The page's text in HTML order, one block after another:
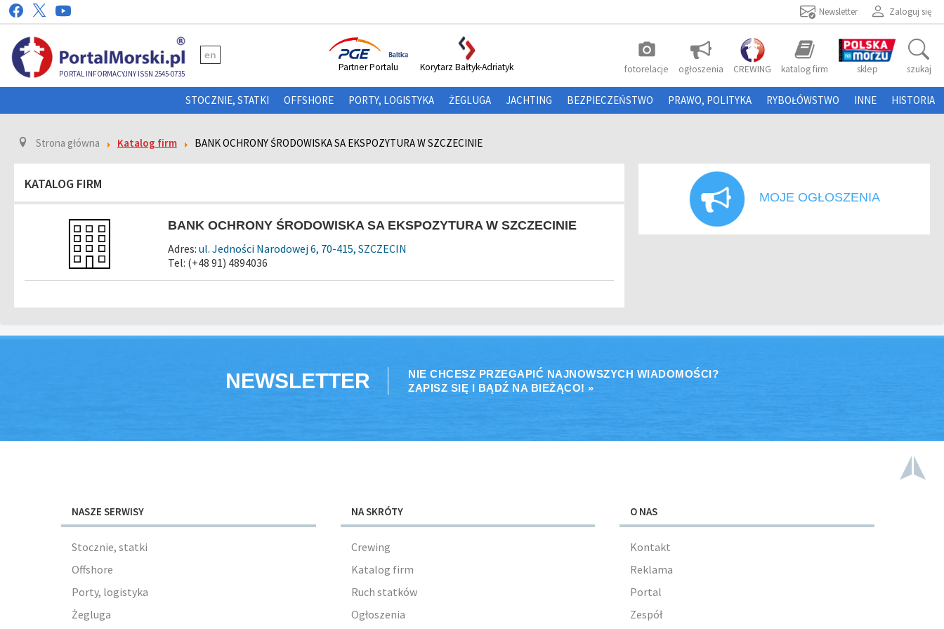
Zaloguj się
Newsletter
PORTAL INFORMACYJNY ISSN 2545-0735
en photo_camera
fotorelacje ogłoszenia CREWING katalog firm sklep szukaj
Partner Portalu Korytarz Bałtyk-Adriatyk
STOCZNIE, STATKI OFFSHORE PORTY, LOGISTYKA ŻEGLUGA JACHTING BEZPIECZEŃSTWO PRAWO, POLITYKA RYBOŁÓWSTWO INNE HISTORIA
Strona główna Katalog firm BANK OCHRONY ŚRODOWISKA SA EKSPOZYTURA W SZCZECINIE
KATALOG FIRM
BANK OCHRONY ŚRODOWISKA SA EKSPOZYTURA W SZCZECINIE
Adres: ul. Jedności Narodowej 6, 70-415, SZCZECIN
Tel: (+48 91) 4894036
MOJE OGŁOSZENIA
NEWSLETTER
NIE CHCESZ PRZEGAPIĆ NAJNOWSZYCH WIADOMOŚCI?
ZAPISZ SIĘ I BĄDŹ NA BIEŻĄCO! »
NASZE SERWISY
Stocznie, statki
Offshore
Porty, logistyka
Żegluga
NA SKRÓTY
Crewing
Katalog firm
Ruch statków
Ogłoszenia
O NAS
Kontakt
Reklama
Portal
Zespół